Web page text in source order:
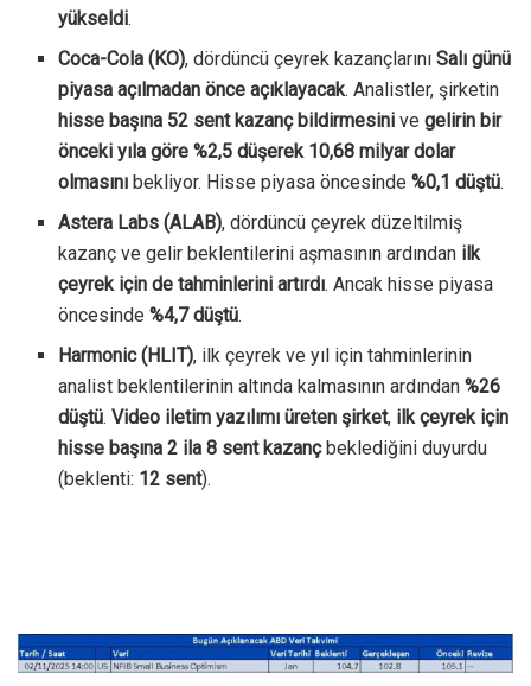
yükseldi.
Coca-Cola (KO), dördüncü çeyrek kazançlarınıSalı günü
piyasa açılmadan önce açıklayacak. Analistler, şirketin
hisse başına 52 sent kazanç bildirmesini vegelirin bir
önceki yıla göre %2,5 düşerek 10,68 milyar dolar
olmasını bekliyor. Hisse piyasa öncesinde%0,1 düştü.
Astera Labs (ALAB), dördüncü çeyrek düzeltilmiş
kazanç ve gelir beklentilerini aşmasının ardından ilk
çeyrek için de tahminlerini artırdı. Ancak hisse piyasa
öncesinde%4,7 düştü.
Harmonic (HLIT), ilk çeyrek ve yıl için tahminlerinin
analist beklentilerinin altında kalmasının ardından%26
düştü.Video iletim yazılımı üreten şirket, ilk çeyrek için
hisse başına 2 ila 8 sent kazançbeklediğini duyurdu
(beklenti: 12 sent).